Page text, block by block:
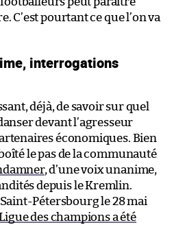
C’est pourtant ce que l’on va
interrogations
déjà, de savoir sur quel
devant l’agresseur
économiques. Bien
le pas de la communauté
, d’une voix unanime,
depuis le Kremlin.
Pétersbourg le 28 mai
des champions a été